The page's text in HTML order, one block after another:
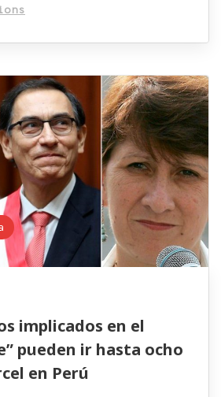
implicados en el
pueden ir hasta ocho
en Perú